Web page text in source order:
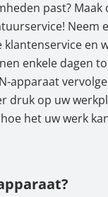
testapparatuur
kunt u bij ons
kunt u onze
zonder
past?
Neem
en
enkele dagen
apparaat
druk op uw
het uw werk
software